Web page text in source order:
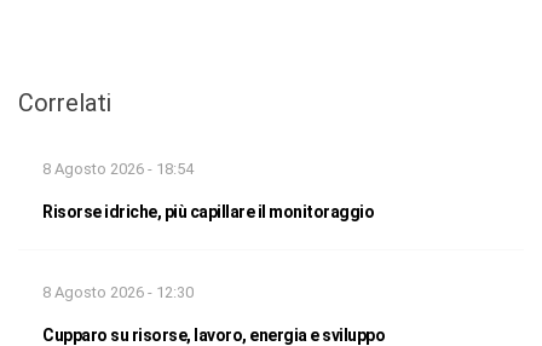
Correlati
8 Agosto 2026 - 18:54
Risorse idriche, più capillare il monitoraggio
8 Agosto 2026 - 12:30
Cupparo su risorse, lavoro, energia e sviluppo